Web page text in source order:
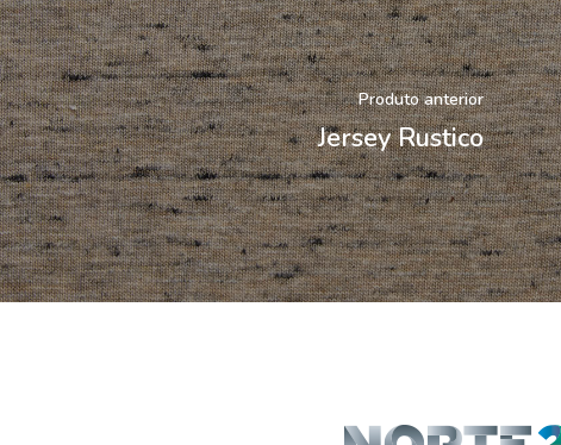
Produto anterior
Jersey Rustico